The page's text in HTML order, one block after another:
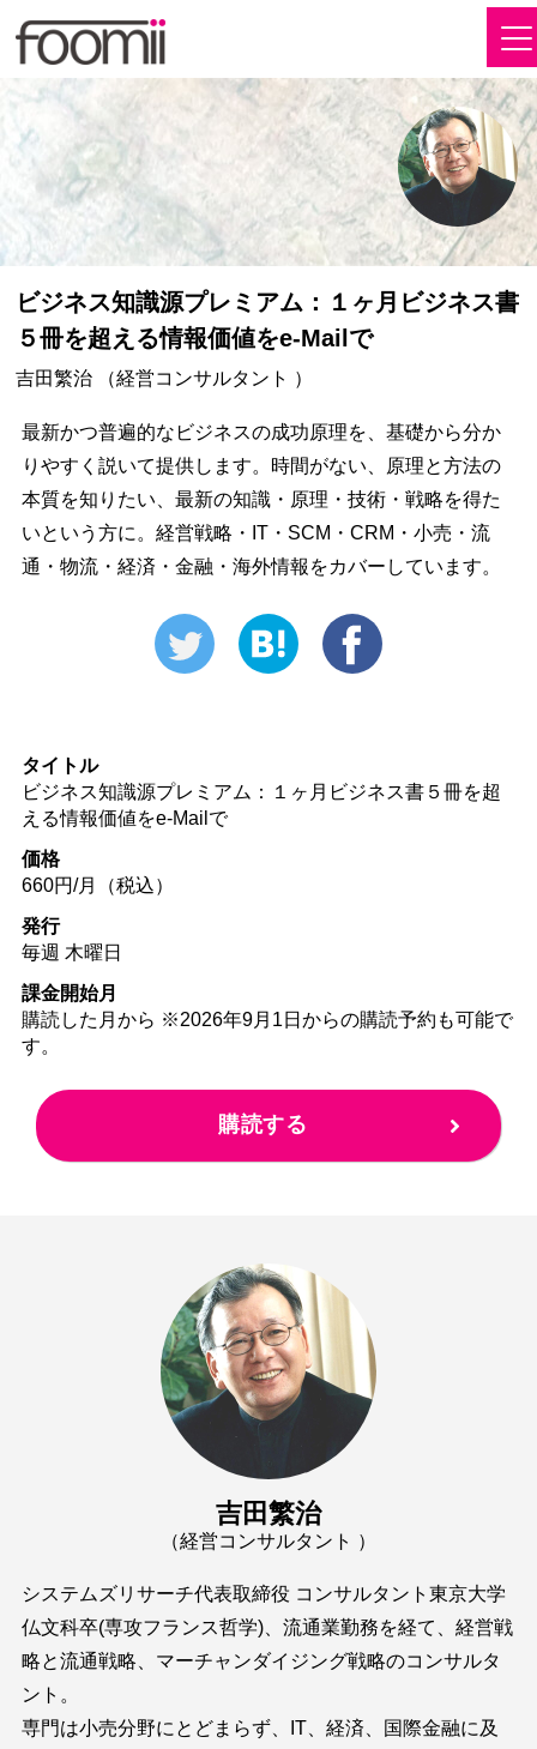
ビジネス知識源プレミアム：１ヶ月ビジネス書
５冊を超える情報価値をe-Mailで
吉田繁治 （経営コンサルタント ）
最新かつ普遍的なビジネスの成功原理を、基礎から分か
りやすく説いて提供します。時間がない、原理と方法の
本質を知りたい、最新の知識・原理・技術・戦略を得た
いという方に。経営戦略・IT・SCM・CRM・小売・流
通・物流・経済・金融・海外情報をカバーしています。
タイトル
ビジネス知識源プレミアム：１ヶ月ビジネス書５冊を超
える情報価値をe-Mailで
価格
660円/月（税込）
発行
毎週 木曜日
課金開始月
購読した月から ※2026年9月1日からの購読予約も可能で
す。
購読する
吉田繁治
（経営コンサルタント ）
システムズリサーチ代表取締役 コンサルタント東京大学
仏文科卒(専攻フランス哲学)、流通業勤務を経て、経営戦
略と流通戦略、マーチャンダイジング戦略のコンサルタ
ント。
専門は小売分野にとどまらず、IT、経済、国際金融に及